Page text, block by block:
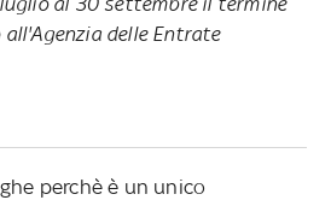
delle Entrate
perchè è un unico